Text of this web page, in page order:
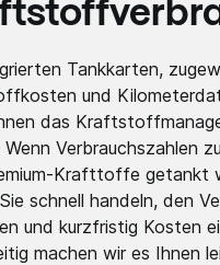
Tankkarten,
und
das
Verbrauchszahlen
Krafttoffe getankt
schnell handeln, den
und kurzfristig Kosten
machen wir es Ihnen